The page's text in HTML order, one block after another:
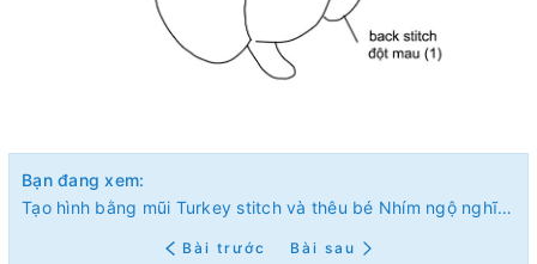
Bạn đang xem:
Tạo hình bằng mũi Turkey stitch và thêu bé Nhím ngộ nghĩnh (có mẫu in)
Bài trước Bài sau